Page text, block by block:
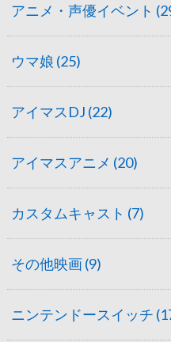
アニメ・声優イベント
ウマ娘 (25)
アイマスDJ (22)
アイマスアニメ (20)
カスタムキャスト (7)
その他映画(9)
ニンテンドースイッチ